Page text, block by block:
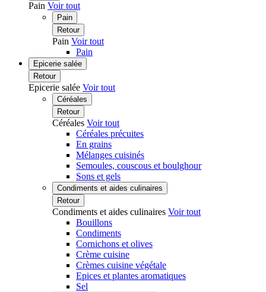
Pain Voir tout
Pain
Retour
Pain Voir tout
Pain
Epicerie salée
Retour
Epicerie salée Voir tout
Céréales
Retour
Céréales Voir tout
Céréales précuites
En grains
Mélanges cuisinés
Semoules, couscous et boulghour
Sons et gels
Condiments et aides culinaires
Retour
Condiments et aides culinaires Voir tout
Bouillons
Condiments
Cornichons et olives
Crème cuisine
Crèmes cuisine végétale
Epices et plantes aromatiques
Sel